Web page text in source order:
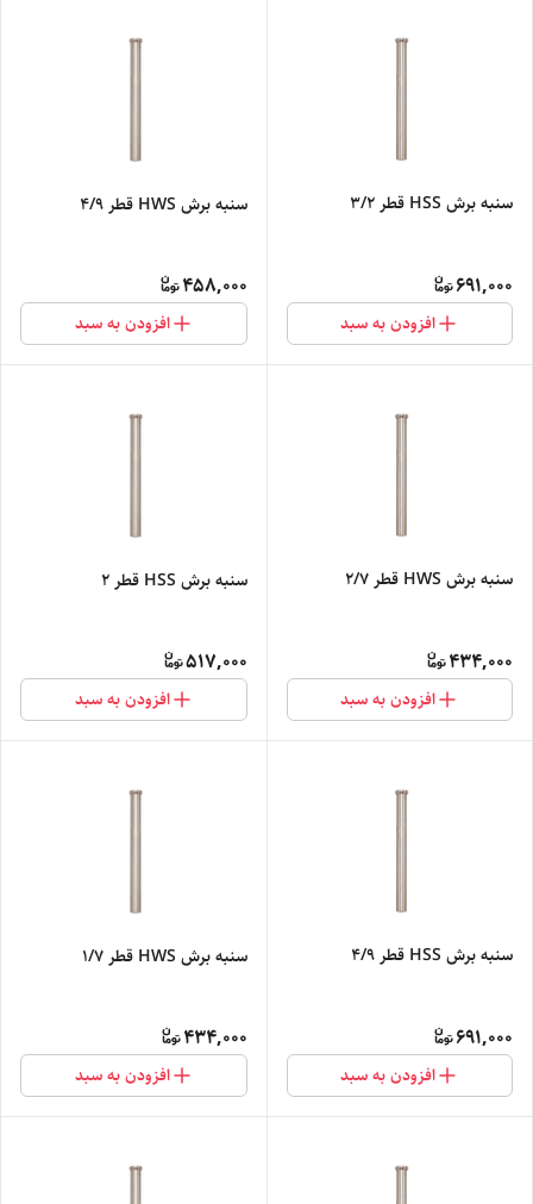
سنبه برش HSS قطر 3/2
691,000
افزودن به سبد
سنبه برش HWS قطر 4/9
458,000
افزودن به سبد
سنبه برش HWS قطر 2/7
434,000
افزودن به سبد
سنبه برش HSS قطر 2
517,000
افزودن به سبد
سنبه برش HSS قطر 4/9
691,000
افزودن به سبد
سنبه برش HWS قطر 1/7
434,000
افزودن به سبد